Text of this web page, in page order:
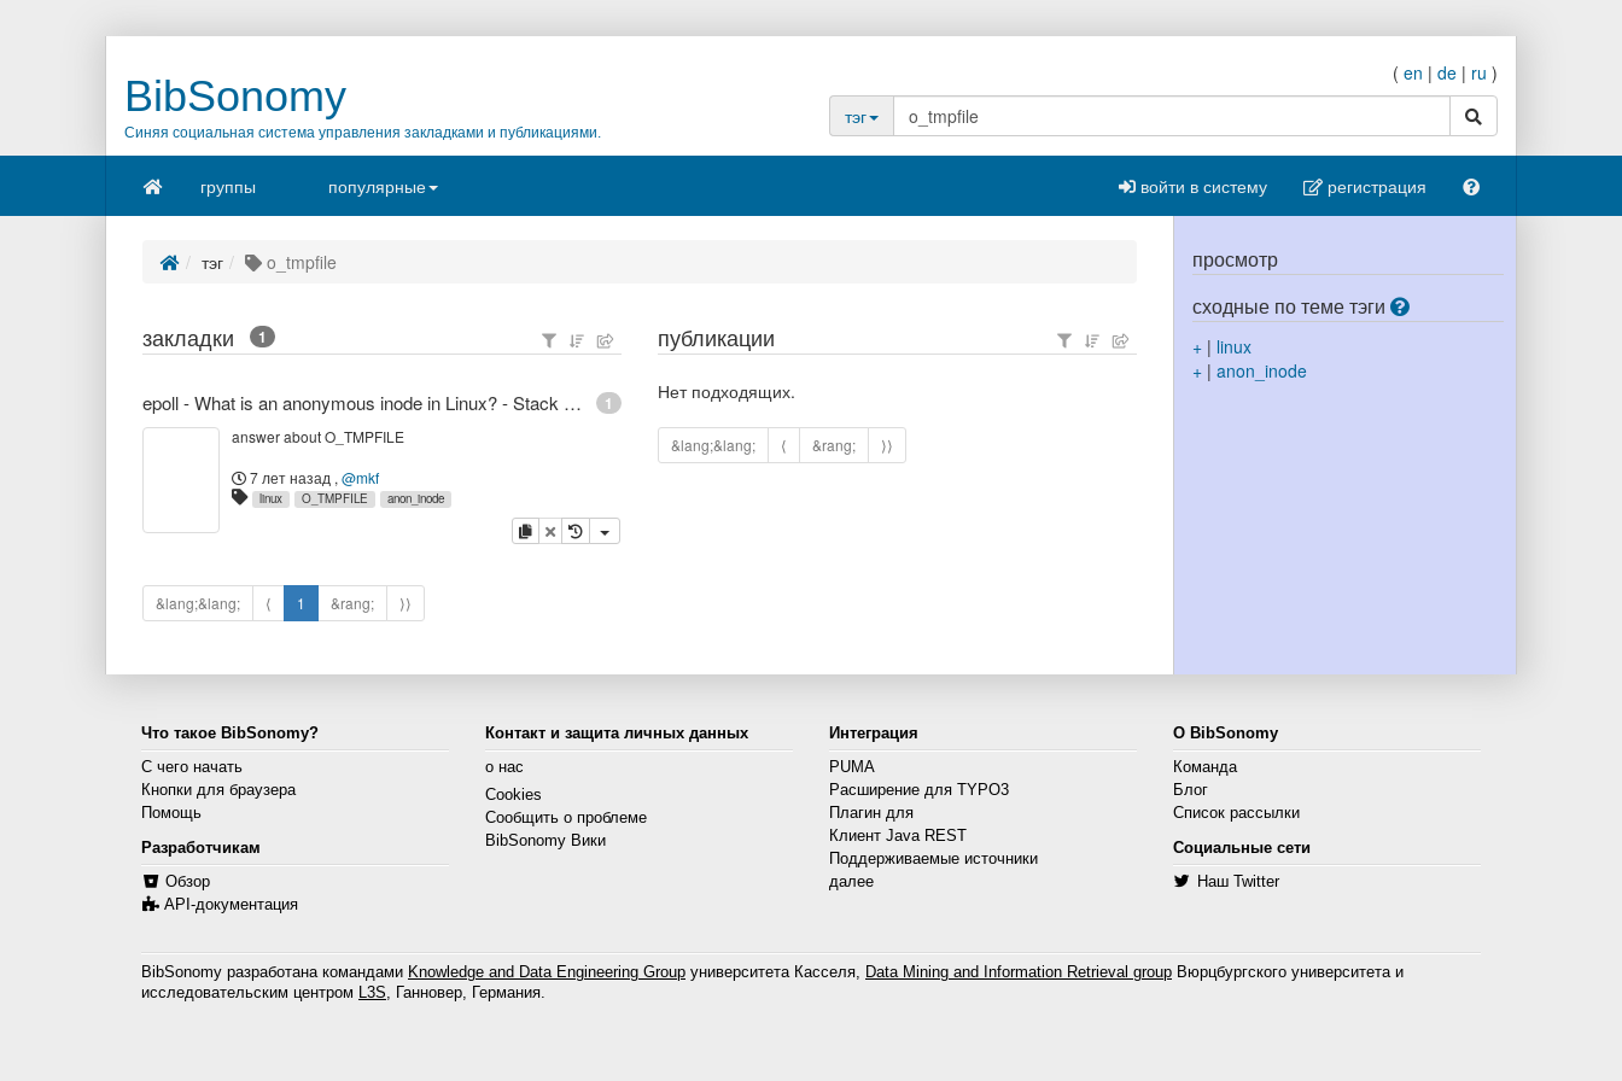
BibSonomy
Синяя социальная система управления закладками и публикациями.
( en | de | ru )
тэг
поиск
группы популярные войти в систему регистрация
тэг o_tmpfile
закладки 1
1
epoll - What is an anonymous inode in Linux? - Stack Overflow
answer about O_TMPFILE
7 лет назад , @mkf
linux O_TMPFILE anon_inode
копировать
удалить
&lang;&lang; ⟨ 1 &rang; ⟩⟩
публикации
Нет подходящих.
&lang;&lang; ⟨ &rang; ⟩⟩
просмотр
сходные по теме тэги
+| linux
+| anon_inode
Что такое BibSonomy?
С чего начать
Кнопки для браузера
Помощь
Разработчикам
Обзор
API-документация
Контакт и защита личных данных
о нас
Cookies
Сообщить о проблеме
BibSonomy Вики
Интеграция
PUMA
Расширение для TYPO3
Плагин для
Клиент Java REST
Поддерживаемые источники
далее
О BibSonomy
Команда
Блог
Список рассылки
Социальные сети
Наш Twitter
BibSonomy разработана командами Knowledge and Data Engineering Group университета Касселя, Data Mining and Information Retrieval group Вюрцбургского университета и
исследовательским центром L3S, Ганновер, Германия.